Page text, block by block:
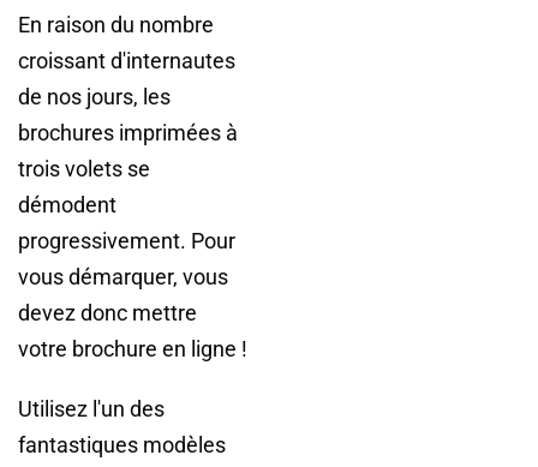
En raison du nombre
croissant d'internautes
de nos jours, les
brochures imprimées à
trois volets se
démodent
progressivement. Pour
vous démarquer, vous
devez donc mettre
votre brochure en ligne !
Utilisez l'un des
fantastiques modèles